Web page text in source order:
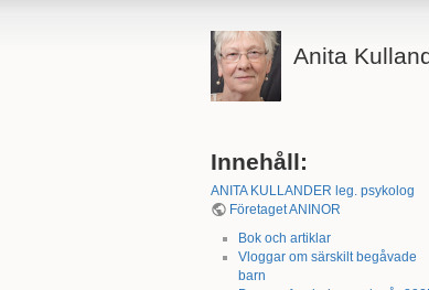
Anita
Innehåll:
ANITA KULLANDER leg. psykolog
Företaget ANINOR
Bok och artiklar
Vloggar om särskilt begåvade
barn